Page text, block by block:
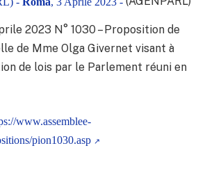
2023 N° 1030 – Proposition de
de Mme Olga Givernet visant à
de lois par le Parlement réuni en
www.assemblee-
pion1030.asp